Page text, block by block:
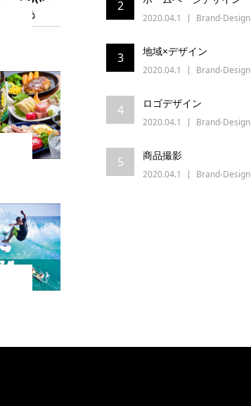
2
2020.04.1 Brand-Design
3 地域×デザイン
2020.04.1 Brand-Design
4 ロゴデザイン
2020.04.1 Brand-Design
5 商品撮影
2020.04.1 Brand-Design